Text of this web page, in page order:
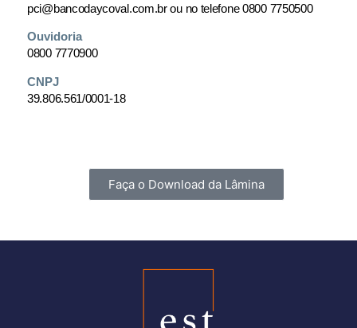
pci@bancodaycoval.com.br ou no telefone 0800 7750500
Ouvidoria
0800 7770900
CNPJ
39.806.561/0001-18
Faça o Download da Lâmina